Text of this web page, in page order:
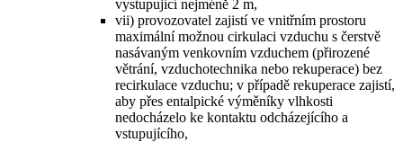
vystupující nejméně 2 m,
vii) provozovatel zajistí ve vnitřním prostoru
maximální možnou cirkulaci vzduchu s čerstvě
nasávaným venkovním vzduchem (přirozené
větrání, vzduchotechnika nebo rekuperace) bez
recirkulace vzduchu; v případě rekuperace zajistí,
aby přes entalpické výměníky vlhkosti
nedocházelo ke kontaktu odcházejícího a
vstupujícího,